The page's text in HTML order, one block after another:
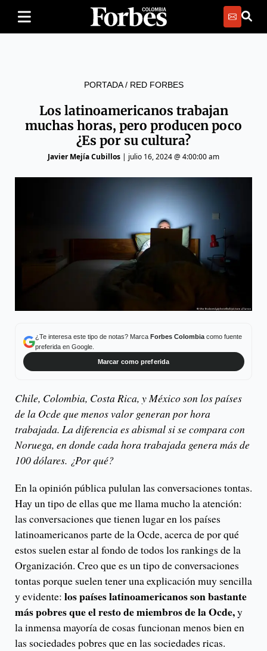
PORTADA/ RED FORBES
Los latinoamericanos trabajan
muchas horas, pero producen poco
¿Es por su cultura?
Javier Mejía Cubillos | julio 16, 2024 @ 4:00:00 am
¿Te interesa este tipo de notas? Marca Forbes Colombiacomo fuente
preferida en Google.
Marcar como preferida
Chile, Colombia, Costa Rica, y México son los países
de la Ocde que menos valor generan por hora
trabajada. La diferencia es abismal si se compara con
Noruega, en donde cada hora trabajada genera más de
100 dólares. ¿Por qué?
En la opinión pública pululan las conversaciones tontas.
Hay un tipo de ellas que me llama mucho la atención:
las conversaciones que tienen lugar en los países
latinoamericanos parte de la Ocde, acerca de por qué
estos suelen estar al fondo de todos los rankings de la
Organización. Creo que es un tipo de conversaciones
tontas porque suelen tener una explicación muy sencilla
y evidente: los países latinoamericanos son bastante
más pobres que el resto de miembros de la Ocde,y
la inmensa mayoría de cosas funcionan menos bien en
las sociedades pobres que en las sociedades ricas.